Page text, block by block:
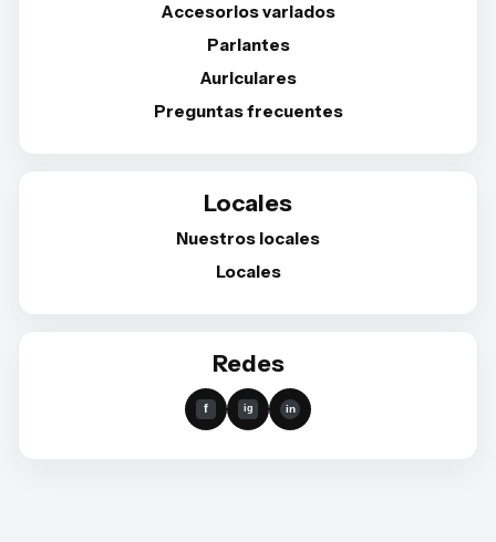
Accesorios variados
Parlantes
Auriculares
Preguntas frecuentes
Locales
Nuestros locales
Locales
Redes